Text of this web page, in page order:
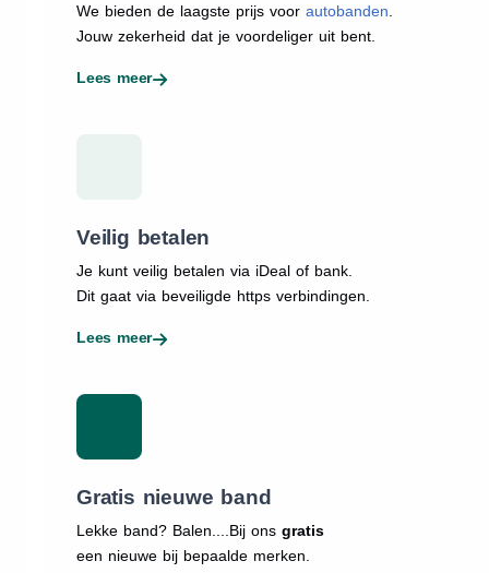
We bieden de laagste prijs voor autobanden
Jouw zekerheid dat je voordeliger uit bent.
Lees meer
Veilig betalen
Je kunt veilig betalen via iDeal of bank.
Dit gaat via beveiligde https verbindingen.
Lees meer
Gratis nieuwe band
Lekke band? Balen....Bij ons gratis
een nieuwe bij bepaalde merken.